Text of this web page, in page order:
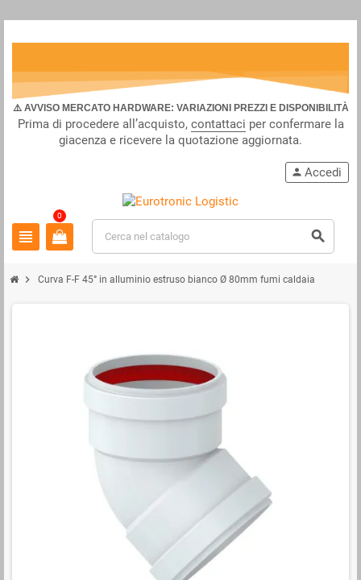
⚠️ AVVISO MERCATO HARDWARE: VARIAZIONI PREZZI E DISPONIBILITÀ
Prima di procedere all’acquisto, contattaci per confermare la
giacenza e ricevere la quotazione aggiornata.
view_headline
person Accedi
0
search
chevron_right Curva F-F 45° in alluminio estruso bianco Ø 80mm fumi caldaia